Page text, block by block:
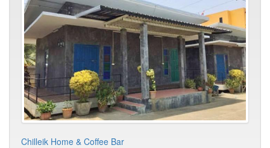
Chilleik Home & Coffee Bar